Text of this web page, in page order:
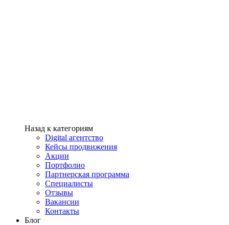
Назад к категориям
Digital агентство
Кейсы продвижения
Акции
Портфолио
Партнерская программа
Специалисты
Отзывы
Вакансии
Контакты
Блог